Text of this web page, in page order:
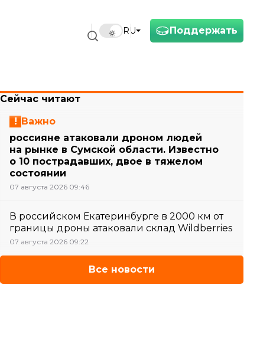
Поддержать
RU
Сейчас читают
Важно
россияне атаковали дроном людей
на рынке в Сумской области. Известно
о 10 пострадавших, двое в тяжелом
состоянии
07 августа 2026 09:46
В российском Екатеринбурге в 2000 км от
границы дроны атаковали склад Wildberries
07 августа 2026 09:22
Все новости